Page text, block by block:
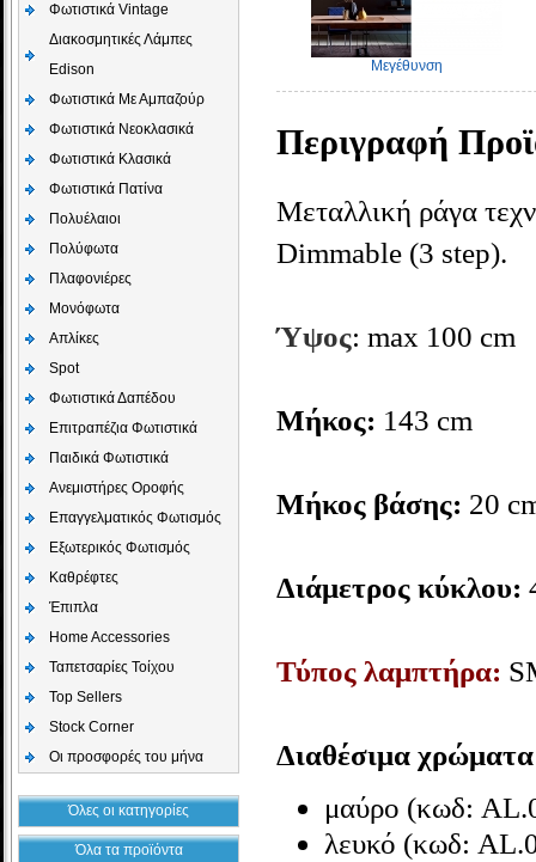
Φωτιστικά Vintage
Διακοσμητικές Λάμπες
Edison
Φωτιστικά Με Αμπαζούρ
Φωτιστικά Νεοκλασικά
Φωτιστικά Κλασικά
Φωτιστικά Πατίνα
Πολυέλαιοι
Πολύφωτα
Πλαφονιέρες
Μονόφωτα
Απλίκες
Spot
Φωτιστικά Δαπέδου
Επιτραπέζια Φωτιστικά
Παιδικά Φωτιστικά
Aνεμιστήρες Οροφής
Επαγγελματικός Φωτισμός
Εξωτερικός Φωτισμός
Καθρέφτες
Έπιπλα
Home Accessories
Ταπετσαρίες Τοίχου
Top Sellers
Stock Corner
Οι προσφορές του μήνα
Όλες οι κατηγορίες
Όλα τα προϊόντα
Μεγέθυνση
Περιγραφή
Μεταλλική ράγα
Dimmable (3 step).
Ύψος: max 100 cm
Μήκος: 143 cm
Μήκος βάσης: 20
Διάμετρος κύκλου:
Τύπος λαμπτήρα:
Διαθέσιμα
μαύρο (κωδ:
λευκό (κωδ: